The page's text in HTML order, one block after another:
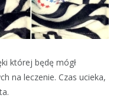
której będę mógł
na leczenie. Czas ucieka,